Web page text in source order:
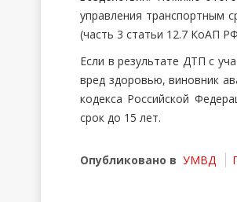
управления транспортным
(часть 3 статьи 12.7 КоАП
Если в результате ДТП с
вред здоровью, виновник
кодекса Российской
срок до 15 лет.
Опубликовано в УМВД